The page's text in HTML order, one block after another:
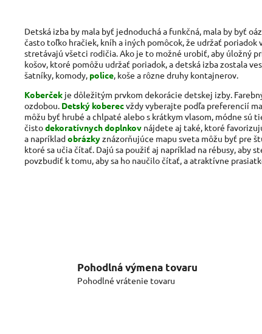
Detská izba by mala byť jednoduchá a funkčná, mala by byť
často toľko hračiek, kníh a iných pomôcok, že udržať
stretávajú všetci rodičia. Ako je to možné urobiť, aby úložný
košov, ktoré pomôžu udržať poriadok, a detská izba zostala
šatníky, komody, police, koše a rôzne druhy kontajnerov.
Koberček je dôležitým prvkom dekorácie detskej izby.
ozdobou. Detský koberecvždy vyberajte podľa preferencií
môžu byť hrubé a chlpaté alebo s krátkym vlasom, módne sú
čistodekoratívnych doplnkov nájdete aj také, ktoré
a napríkladobrázkyznázorňujúce mapu sveta môžu byť pre
ktoré sa učia čítať. Dajú sa použiť aj napríklad na rébusy, aby
povzbudiť k tomu, aby sa ho naučilo čítať, a atraktívne
Pohodlná výmena tovaru
Pohodlné vrátenie tovaru